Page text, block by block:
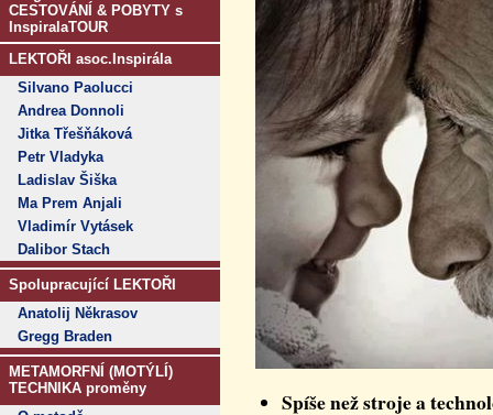
CESTOVÁNÍ & POBYTY s
InspiralaTOUR
LEKTOŘI asoc.Inspirála
Silvano Paolucci
Andrea Donnoli
Jitka Třešňáková
Petr Vladyka
Ladislav Šiška
Ma Prem Anjali
Vladimír Vytásek
Dalibor Stach
Spolupracující LEKTOŘI
Anatolij Někrasov
Gregg Braden
METAMORFNÍ (MOTÝLÍ)
TECHNIKA proměny
Spíše než stroje a